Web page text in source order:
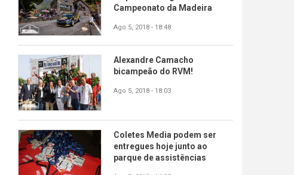
Campeonato da Madeira
Ago 5, 2018 - 18:48
Alexandre Camacho
bicampeão do RVM!
Ago 5, 2018 - 18:03
Coletes Media podem ser
entregues hoje junto ao
parque de assistências